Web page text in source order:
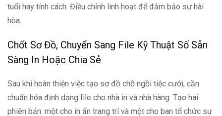
tuổi hay tính cách. Điều chỉnh linh hoạt để đảm bảo sự hài
hòa.
Chốt Sơ Đồ, Chuyển Sang File Kỹ Thuật Số Sẵn
Sàng In Hoặc Chia Sẻ
Sau khi hoàn thiện việc tạo sơ đồ chỗ ngồi tiệc cưới, cần
chuẩn hóa định dạng file cho nhà in và nhà hàng. Tạo hai
phiên bản: một cho in ấn trang trí và một cho ban tổ chức sự